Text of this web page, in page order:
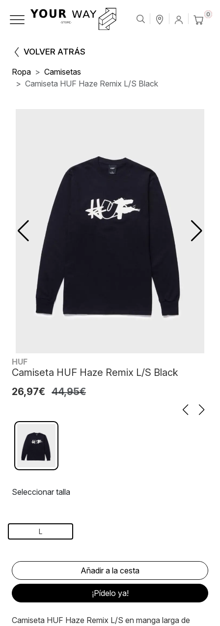
0
VOLVER ATRÁS
Ropa
Camisetas
Camiseta HUF Haze Remix L/S Black
HUF
Camiseta HUF Haze Remix L/S Black
26,97€ 44,95€
Seleccionar talla
L
¡Pídelo ya!
Camiseta HUF Haze Remix L/S en manga larga de